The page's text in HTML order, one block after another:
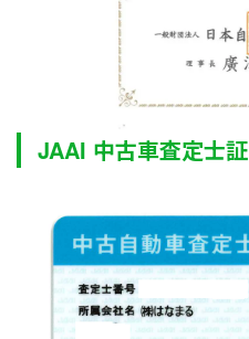
JAAI 中古車査定士証